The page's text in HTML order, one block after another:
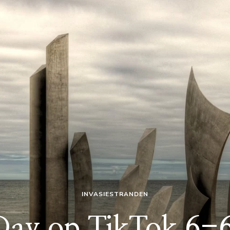
INVASIESTRANDEN